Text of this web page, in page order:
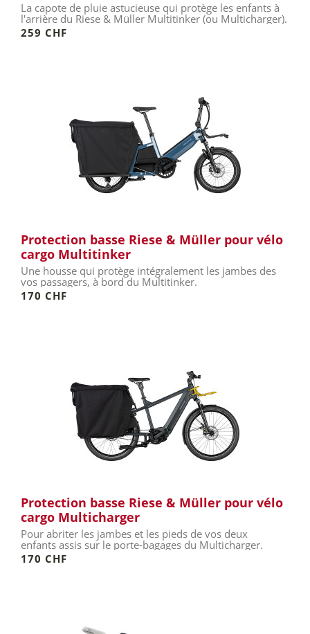
La capote de pluie astucieuse qui protège les enfants à
l'arrière du Riese & Müller Multitinker (ou Multicharger).
259 CHF
Protection basse Riese & Müller pour vélo
cargo Multitinker
Une housse qui protège intégralement les jambes des
vos passagers, à bord du Multitinker.
170 CHF
Protection basse Riese & Müller pour vélo
cargo Multicharger
Pour abriter les jambes et les pieds de vos deux
enfants assis sur le porte-bagages du Multicharger.
170 CHF